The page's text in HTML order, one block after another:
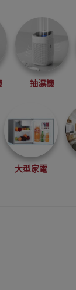
抽濕機
大型家電